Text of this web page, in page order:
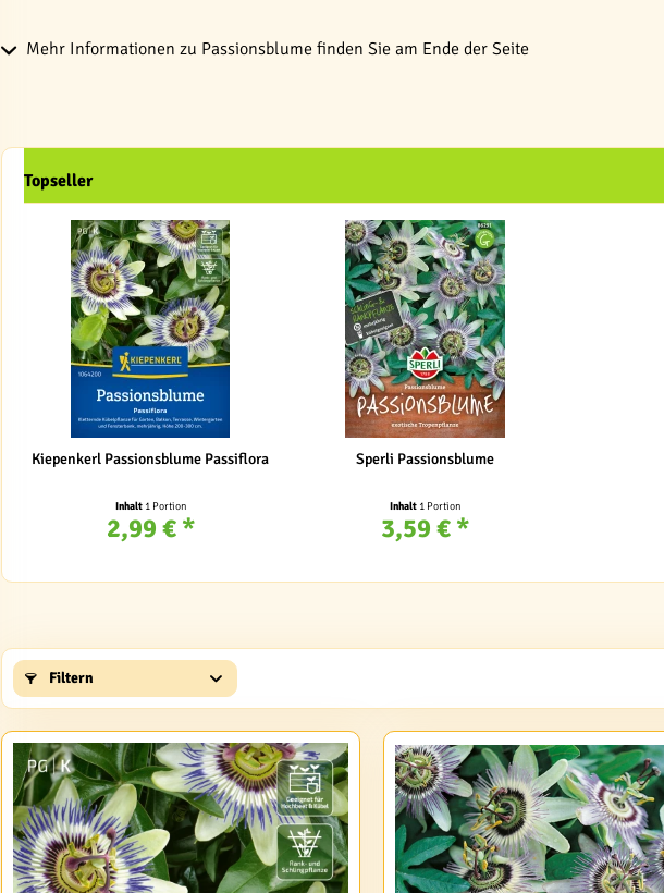
Mehr Informationen zu Passionsblume finden Sie am Ende der Seite
Topseller
Kiepenkerl Passionsblume Passiflora
Inhalt 1 Portion
2,99 € *
Sperli Passionsblume
Inhalt 1 Portion
3,59 € *
Filtern